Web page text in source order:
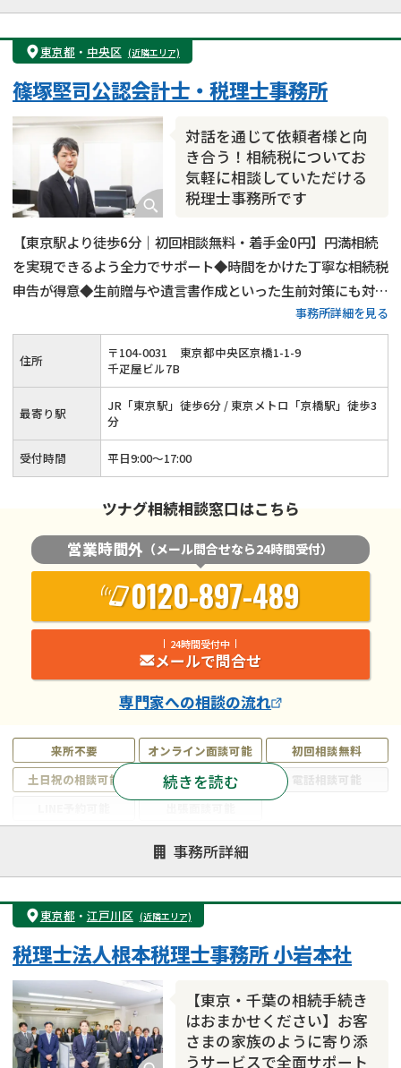
遺言書作成・遺言執行
相続放棄
相続登記
遺産分割
遺留分侵害額請求
相続税申告
相続手続き
銀行手続き
成年後見・任意後見
贈与税
生前対策
相続人調査
相続財産調査
相続トラブル
東京都 ・ 中央区 (近隣エリア)
対話を通じて依頼者様と向
き合う！相続税についてお
気軽に相談していただける
税理士事務所です
篠塚堅司公認会計士・税理士事務所
【東京駅より徒歩6分｜初回相談無料・着手金0円】円満相続
を実現できるよう全力でサポート◆時間をかけた丁寧な相続税
申告が得意◆生前贈与や遺言書作成といった生前対策にも対応
可能◆賃貸用不動産や会社（株式）の相続もお任せください◆
相談者様・依頼者様との対話を通じて真摯に対応いたします！
事務所詳細を見る
来所不要 オンライン面談可能
初回相談無料
土日祝の相談可能
19時以降電話可能
電話相談可能
遺言書作成・遺言執行
相続放棄
相続登記
遺産分割
遺留分侵害額請求
相続税申告
相続手続き
銀行手続き
成年後見・任意後見
贈与税
生前対策
相続人調査
相続トラブル
続きを読む
住所 〒104-0031
東京都中央区京橋1-1-9
千疋屋ビル7B
最寄り駅
JR「東京駅」徒歩6分 / 東京メトロ「京橋駅」徒歩3
分
受付時間 平日9:00～17:00
ツナグ相続相談窓口はこちら
営業時間外 （メール問合せなら24時間受付）
0120-897-489
24時間受付中
メールで問合せ
専門家への相談の流れ
事務所詳細
東京都 ・ 江戸川区 (近隣エリア)
【東京・千葉の相続手続き
はおまかせください】お客
さまの家族のように寄り添
うサービスで全面サポート
税理士法人根本税理士事務所 小岩本社